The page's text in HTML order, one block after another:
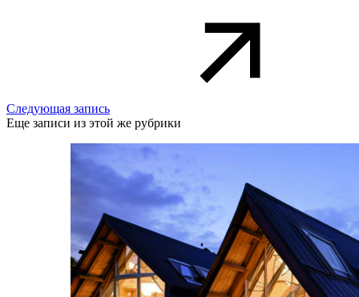
Следующая запись
Еще записи из этой же рубрики